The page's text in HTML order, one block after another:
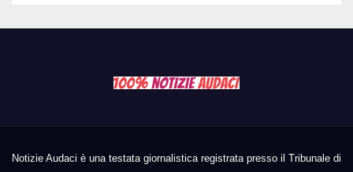
Notizie Audaci è una testata giornalistica registrata presso il Tribunale di